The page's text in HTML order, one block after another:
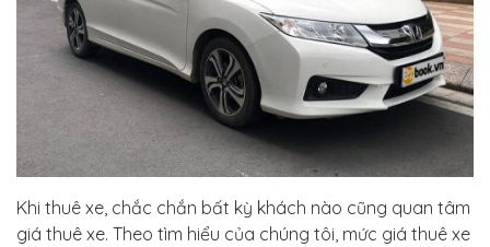
Khi thuê xe, chắc chắn bất kỳ khách nào cũng quan tâm
giá thuê xe. Theo tìm hiểu của chúng tôi, mức giá thuê xe